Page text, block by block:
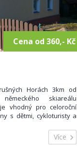
Cena od 360,- Kč
Horách 3km od
skiareálu
vhodný pro celoroční
s dětmi, cykloturisty a
v 7 pokojích s vlastním
počtu 19 lůžek s
Více